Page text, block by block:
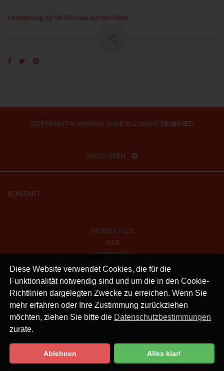
Datenschutzbestimmung
Diese Website verwendet Cookies, die für die
Funktionalität notwendig sind und um die in den Cookie-
Richtlinien dargelegten Zwecke zu erreichen. Wenn Sie
mehr erfahren oder Ihre Zustimmung zurückziehen
möchten, ziehen Sie bitte die Datenschutzbestimmungen
zurate.
Ablehnen Alles klar!
Veredelung für 36 Monate auf der Hefe
COPYRIGHT © VINVINO SHOP. ALL RIGHT RESERVED
NACH OBEN
KONTAKT
NEWSLETTER
AGB
IMPRESSUM
VERSAND
KONTAKT
DATENSCHUTZ
INSTAGRAM